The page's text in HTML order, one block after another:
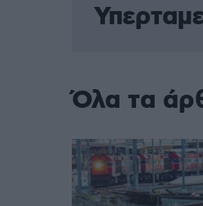
Όλα τα